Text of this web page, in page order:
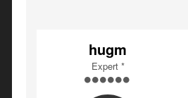
hugm
Expert *